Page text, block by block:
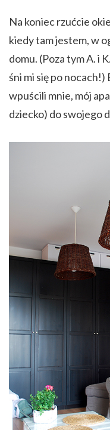
Na koniec rzućcie
kiedy tam jestem, w
domu. (Poza tym A. i
śni mi się po nocach!)
wpuścili mnie, mój
dziecko) do swojego